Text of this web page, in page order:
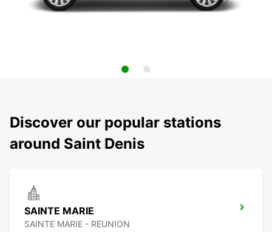
Discover our popular stations
around Saint Denis
SAINTE MARIE
SAINTE MARIE - REUNION